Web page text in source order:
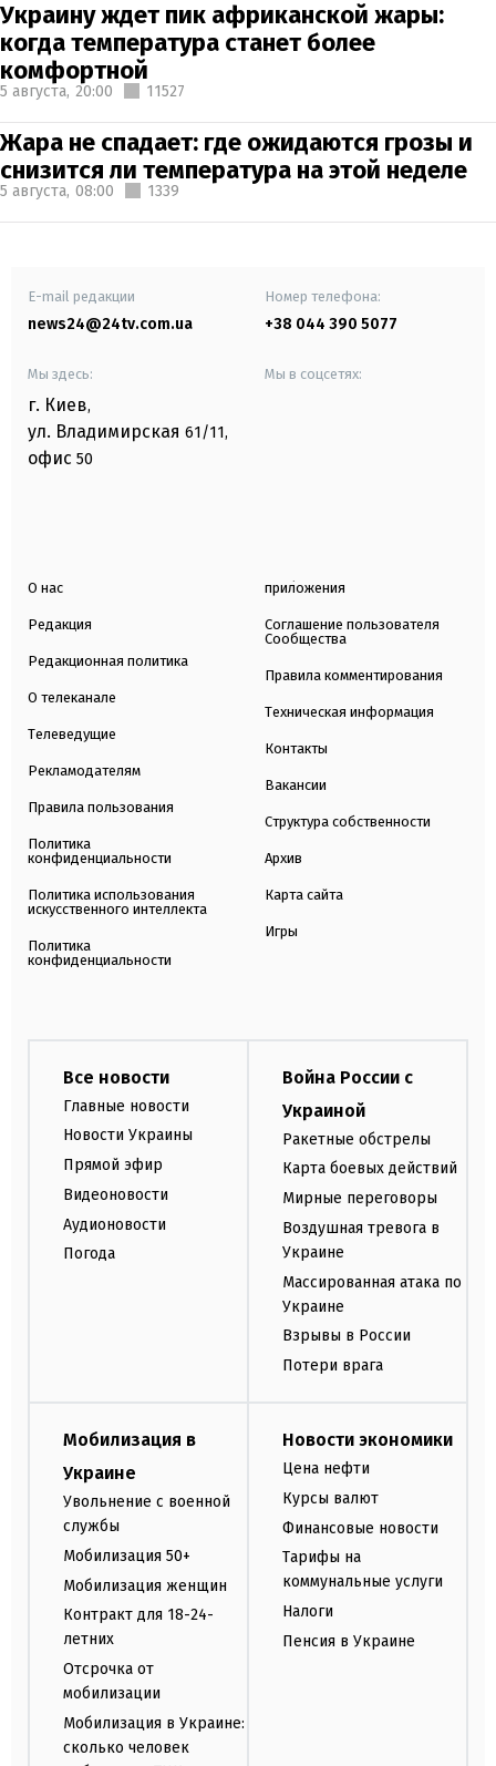
Украину ждет пик африканской жары:
когда температура станет более
комфортной
5 августа, 20:00 11527
Жара не спадает: где ожидаются грозы и
снизится ли температура на этой неделе
5 августа, 08:00 1339
E-mail редакции
news24@24tv.com.ua
Номер телефона:
+38 044 390 5077
Мы здесь:
г. Киев,
ул. Владимирская 61/11,
офис 50
Мы в соцсетях:
О нас
Редакция
Редакционная политика
О телеканале
Телеведущие
Рекламодателям
Правила пользования
Политика
конфиденциальности
Политика использования
искусственного интеллекта
Политика
конфиденциальности
приложения
Соглашение пользователя
Сообщества
Правила комментирования
Техническая информация
Контакты
Вакансии
Структура собственности
Архив
Карта сайта
Игры
Все новости
Главные новости
Новости Украины
Прямой эфир
Видеоновости
Аудионовости
Погода
Война России с
Украиной
Ракетные обстрелы
Карта боевых действий
Мирные переговоры
Воздушная тревога в
Украине
Массированная атака по
Украине
Взрывы в России
Потери врага
Мобилизация в
Украине
Увольнение с военной
службы
Мобилизация 50+
Мобилизация женщин
Контракт для 18-24-
летних
Отсрочка от
мобилизации
Мобилизация в Украине:
сколько человек
Новости экономики
Цена нефти
Курсы валют
Финансовые новости
Тарифы на
коммунальные услуги
Налоги
Пенсия в Украине